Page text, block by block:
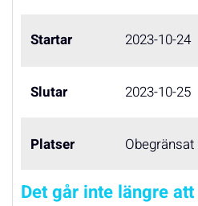
Startar 2023-10-24
Slutar 2023-10-25
Platser Obegränsat
Det går inte längre